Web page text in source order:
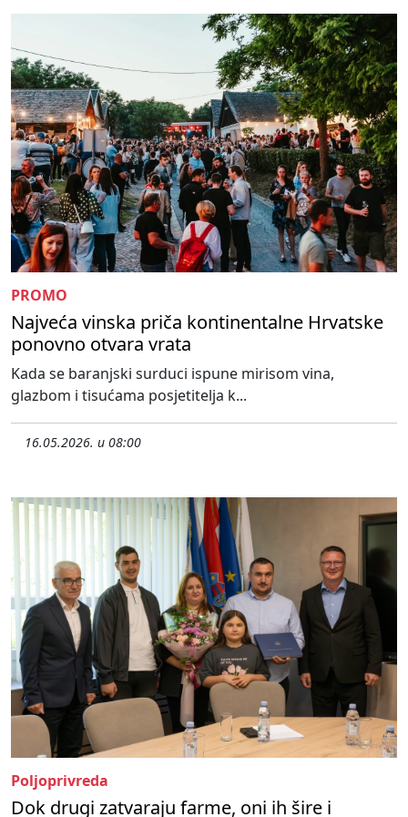
PROMO
Najveća vinska priča kontinentalne Hrvatske
ponovno otvara vrata
Kada se baranjski surduci ispune mirisom vina,
glazbom i tisućama posjetitelja k...
16.05.2026. u 08:00
Poljoprivreda
Dok drugi zatvaraju farme, oni ih šire i